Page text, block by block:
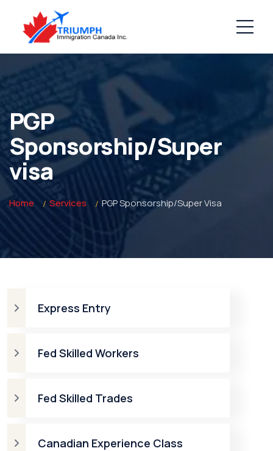
PGP
Sponsorship/Super
visa
Home Services PGP Sponsorship/Super Visa
Express Entry
Fed Skilled Workers
Fed Skilled Trades
Canadian Experience Class